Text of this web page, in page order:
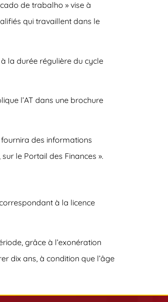
de trabalho » vise à
qui travaillent dans le
la durée régulière du cycle
l’AT dans une brochure
fournira des informations
le Portail des Finances ».
à la licence
grâce à l’exonération
dix ans, à condition que l’âge